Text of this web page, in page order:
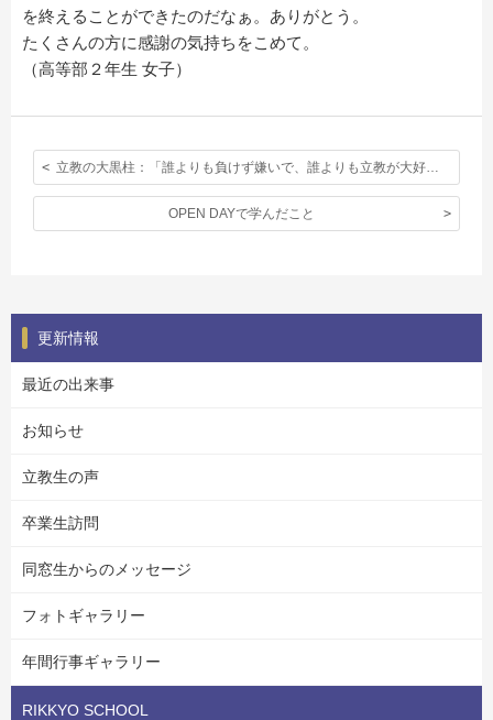
を終えることができたのだなぁ。ありがとう。
たくさんの方に感謝の気持ちをこめて。
（高等部２年生 女子）
OPEN DAYで学んだこと
更新情報
最近の出来事
お知らせ
立教生の声
卒業生訪問
同窓生からのメッセージ
フォトギャラリー
年間行事ギャラリー
RIKKYO SCHOOL